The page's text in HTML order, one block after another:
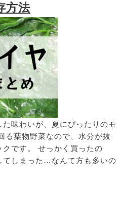
方法
味わいが、夏にぴったりのモ
る葉物野菜なので、水分が抜
です。 せっかく買ったの
てしまった…なんて方も多いの